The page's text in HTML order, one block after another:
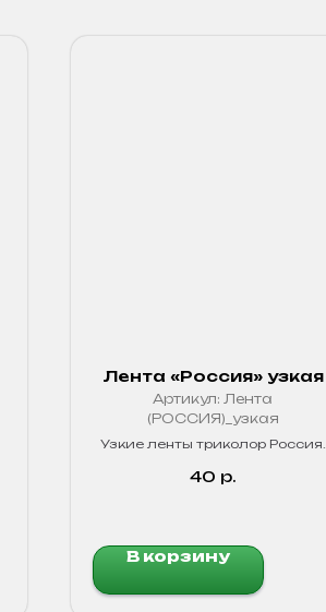
Лента «Россия» узкая
Артикул: Лента
(РОССИЯ)_узкая
Узкие ленты триколор Россия.
Качественные, яркие цвета!
40 р.
В корзину